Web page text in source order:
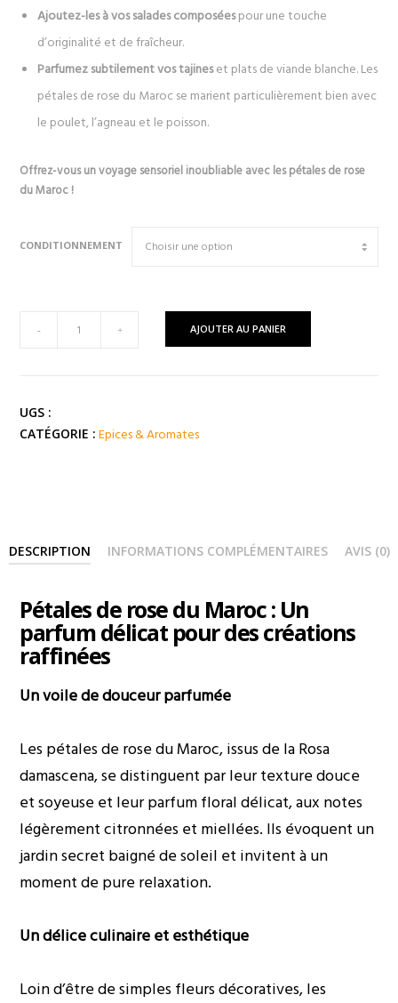
Ajoutez-les à vos salades composéespour une touche
d’originalité et de fraîcheur.
Parfumez subtilement vos tajineset plats de viande blanche. Les
pétales de rose du Maroc se marient particulièrement bien avec
le poulet, l’agneau et le poisson.
Offrez-vous un voyage sensoriel inoubliable avec les pétales de rose
du Maroc !
CONDITIONNEMENT
Fleurs
(
- + AJOUTER AU PANIER
UGS :
CATÉGORIE : Epices & Aromates
DESCRIPTION INFORMATIONS COMPLÉMENTAIRES AVIS (0)
Pétales de rose du Maroc : Un
parfum délicat pour des créations
raffinées
Un voile de douceur parfumée
Les pétales de rose du Maroc, issus de la Rosa
damascena, se distinguent par leur texture douce
et soyeuse et leur parfum floral délicat, aux notes
légèrement citronnées et miellées. Ils évoquent un
jardin secret baigné de soleil et invitent à un
moment de pure relaxation.
Un délice culinaire et esthétique
Loin d’être de simples fleurs décoratives, les